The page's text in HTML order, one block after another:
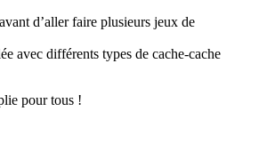
d’aller faire plusieurs jeux de
avec différents types de cache-cache
pour tous !